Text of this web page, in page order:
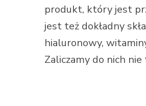
produkt, który jest
jest też dokładny
hialuronowy,
Zaliczamy do nich